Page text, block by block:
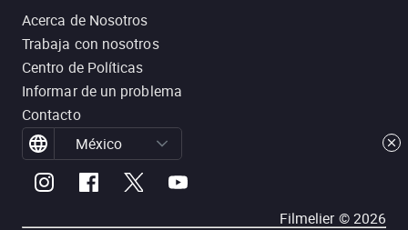
Acerca de Nosotros
Trabaja con nosotros
Centro de Políticas
Informar de un problema
Contacto
México
Filmelier ©2026